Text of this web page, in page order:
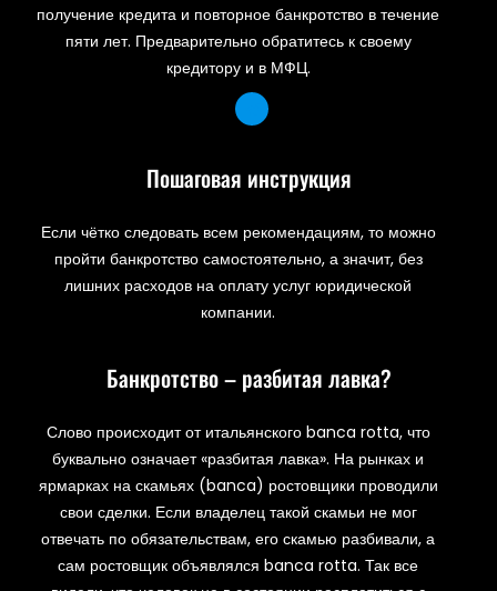
получение кредита и повторное банкротство в течение
пяти лет. Предварительно обратитесь к своему
кредитору и в МФЦ.
Пошаговая инструкция
Если чётко следовать всем рекомендациям, то можно
пройти банкротство самостоятельно, а значит, без
лишних расходов на оплату услуг юридической
компании.
Банкротство – разбитая лавка?
Слово происходит от итальянского banca rotta, что
буквально означает «разбитая лавка». На рынках и
ярмарках на скамьях (banca) ростовщики проводили
свои сделки. Если владелец такой скамьи не мог
отвечать по обязательствам, его скамью разбивали, а
сам ростовщик объявлялся banca rotta. Так все